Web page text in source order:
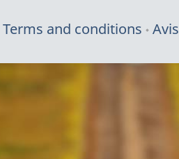
Terms and conditions Avis